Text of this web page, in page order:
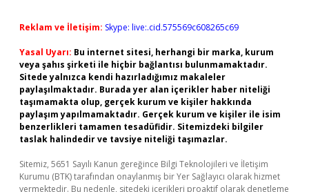
Reklam ve İletişim: Skype: live:.cid.575569c608265c69
Yasal Uyarı: Bu internet sitesi, herhangi bir marka, kurum
veya şahıs şirketi ile hiçbir bağlantısı bulunmamaktadır.
Sitede yalnızca kendi hazırladığımız makaleler
paylaşılmaktadır. Burada yer alan içerikler haber niteliği
taşımamakta olup, gerçek kurum ve kişiler hakkında
paylaşım yapılmamaktadır. Gerçek kurum ve kişiler ile isim
benzerlikleri tamamen tesadüfidir. Sitemizdeki bilgiler
taslak halindedir ve tavsiye niteliği taşımazlar.
Sitemiz, 5651 Sayılı Kanun gereğince Bilgi Teknolojileri ve İletişim
Kurumu (BTK) tarafından onaylanmış bir Yer Sağlayıcı olarak hizmet
vermektedir. Bu nedenle, sitedeki içerikleri proaktif olarak denetleme